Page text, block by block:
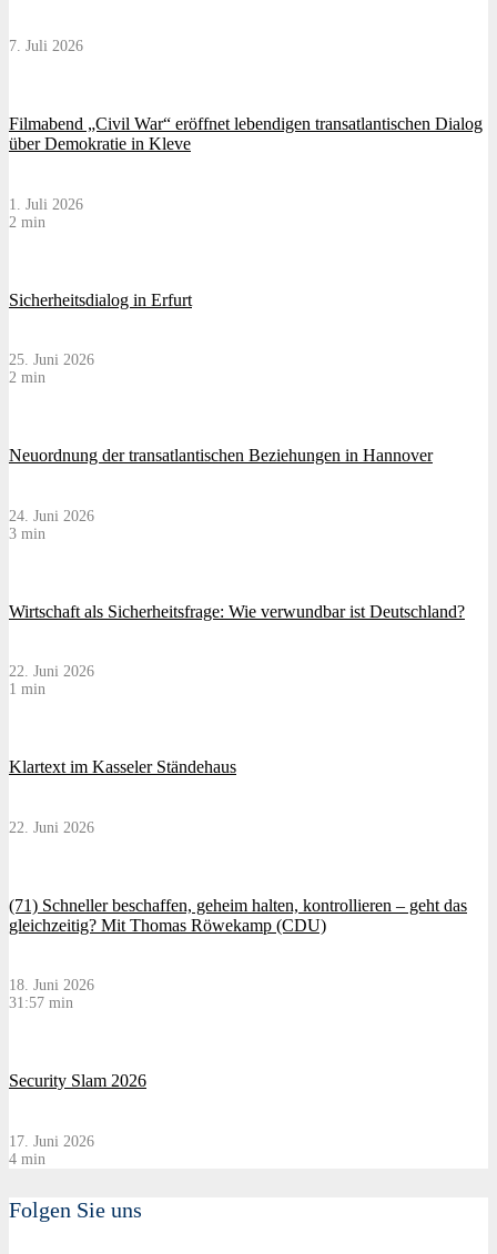
7. Juli 2026
Filmabend „Civil War“ eröffnet lebendigen transatlantischen Dialog
über Demokratie in Kleve
1. Juli 2026
2 min
Sicherheitsdialog in Erfurt
25. Juni 2026
2 min
Neuordnung der transatlantischen Beziehungen in Hannover
24. Juni 2026
3 min
Wirtschaft als Sicherheitsfrage: Wie verwundbar ist Deutschland?
22. Juni 2026
1 min
Klartext im Kasseler Ständehaus
22. Juni 2026
(71) Schneller beschaffen, geheim halten, kontrollieren – geht das
gleichzeitig? Mit Thomas Röwekamp (CDU)
18. Juni 2026
31:57 min
Security Slam 2026
17. Juni 2026
4 min
Folgen Sie uns